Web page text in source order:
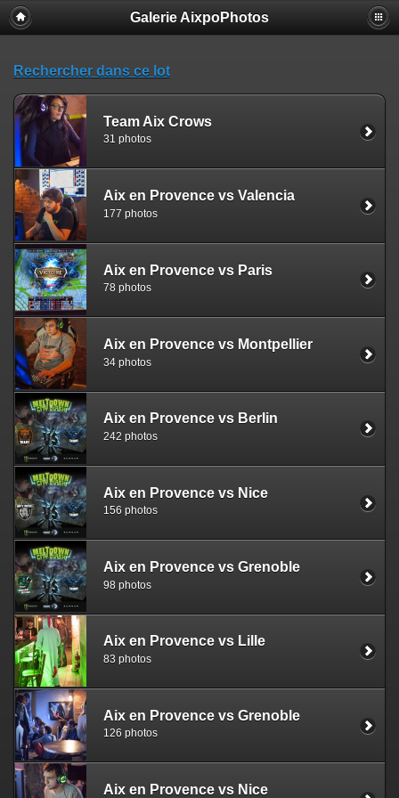
Galerie AixpoPhotos
Rechercher dans ce lot
Team Aix Crows
31 photos
Aix en Provence vs Valencia
177 photos
Aix en Provence vs Paris
78 photos
Aix en Provence vs Montpellier
34 photos
Aix en Provence vs Berlin
242 photos
Aix en Provence vs Nice
156 photos
Aix en Provence vs Grenoble
98 photos
Aix en Provence vs Lille
83 photos
Aix en Provence vs Grenoble
126 photos
Aix en Provence vs Nice